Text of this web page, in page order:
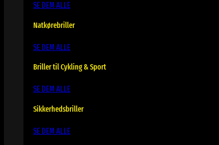
SE DEM ALLE
Natkørebriller
SE DEM ALLE
Briller til Cykling & Sport
SE DEM ALLE
Sikkerhedsbriller
SE DEM ALLE